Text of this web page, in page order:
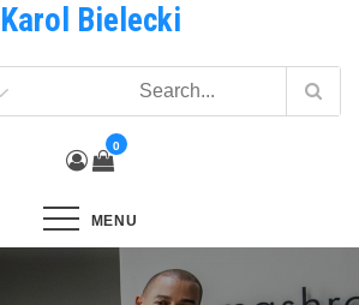
Karol Bielecki
0
MENU